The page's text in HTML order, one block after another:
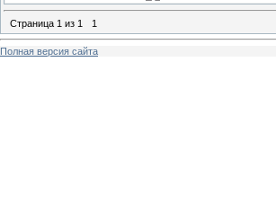
Страница 1 из 1 1
Полная версия сайта